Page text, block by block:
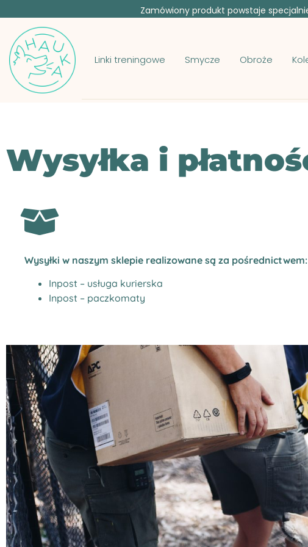
Zamówiony produkt powstaje
Linki treningowe Smycze Obroże
Wysyłka i
Wysyłki w naszym sklepie realizowane są za pośrednictwem:
Inpost – usługa kurierska
Inpost – paczkomaty